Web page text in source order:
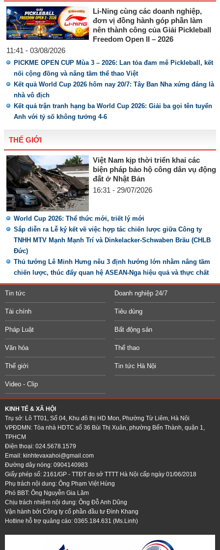
Li-Ning cùng các doanh nghiệp,
đơn vị đồng hành góp phần làm
nên thành công của Giải Pickleball
Freedom Open II – 2026
11:41 - 03/08/2026
PICKME OPEN CUP Mùa 3 – 2026: Lan tỏa đam mê Pickleball, kết
nối cộng đồng và nâng tầm thể thao Việt
Kết quả World Cup 2026 hôm nay 20/7: Tây Ban Nha xứng đáng là
nhà vô địch
Kết quả trận tranh hạng ba World Cup 2026: Giải ba gọi tên tuyển
Anh với tỷ số không tưởng 4-6
THẾ GIỚI
Việt Nam kịp thời triển khai các
biện pháp bảo hộ công dân vụ động
đất ở Nhật Bản
16:31 - 29/07/2026
World Cup 2026: Thể thức mới, triết lý mới
Sắp diễn ra Lễ ký kết về việc hợp tác chiến lược giữa Công ty
TNHH MTV Mạnh Mạnh Trí và Dinkelacker-Schwaben Bräu (CHLB
Đức)
Thủ tướng Lê Minh Hưng nêu 3 định hướng lớn nhằm nâng tầm
chiến lược, thúc đẩy quan hệ ASEAN-Nga hiệu quả và thực chất
Tin tức Doanh nghiệp 24/7
Tài chính Tiêu dùng
Pháp Luật Bất động sản
Văn hóa Thể thao
Thế giới Tin tức Hà Nội
Video - Clip
KINH TẾ & XÃ HỘI
Trụ sở: Lô TT01, Số 04, Khu đô thị HD Mon, Phường Từ Liêm, Hà Nội
VPĐDMN: Tòa nhà HDTC số 36 Bùi Thị Xuân, phường Bến Thành, quận 1,
TPHCM
Điện thoại: 024.5678.1579
Email: kinhtevaxahoi@gmail.com
Đường dây nóng: 0904140983
Giấy phép số: 2161/GP - TTĐT do sở TTTT Hà Nội cấp ngày 01/06/2018
Phụ trách nội dung: Ông Phạm Việt Hùng
Phó BBT: Ông Nguyễn Gia Lâm
Chịu trách nhiệm nội dung: Ông Đỗ Anh Dũng
Vận hành bởi Công ty cổ phần đầu tư Đình Khang
Hotline hỗ trợ quảng cáo: 0365.184.631 (Ms.Linh)